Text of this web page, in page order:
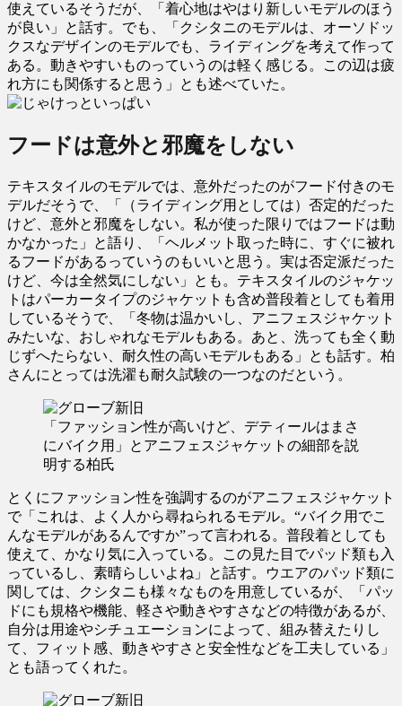
使えているそうだが、「着心地はやはり新しいモデルのほう
が良い」と話す。でも、「クシタニのモデルは、オーソドッ
クスなデザインのモデルでも、ライディングを考えて作って
ある。動きやすいものっていうのは軽く感じる。この辺は疲
れ方にも関係すると思う」とも述べていた。
フードは意外と邪魔をしない
テキスタイルのモデルでは、意外だったのがフード付きのモ
デルだそうで、「（ライディング用としては）否定的だった
けど、意外と邪魔をしない。私が使った限りではフードは動
かなかった」と語り、「ヘルメット取った時に、すぐに被れ
るフードがあるっていうのもいいと思う。実は否定派だった
けど、今は全然気にしない」とも。テキスタイルのジャケッ
トはパーカータイプのジャケットも含め普段着としても着用
しているそうで、「冬物は温かいし、アニフェスジャケット
みたいな、おしゃれなモデルもある。あと、洗っても全く動
じずへたらない、耐久性の高いモデルもある」とも話す。柏
さんにとっては洗濯も耐久試験の一つなのだという。
「ファッション性が高いけど、デティールはまさ
にバイク用」とアニフェスジャケットの細部を説
明する柏氏
とくにファッション性を強調するのがアニフェスジャケット
で「これは、よく人から尋ねられるモデル。“バイク用でこ
んなモデルがあるんですか”って言われる。普段着としても
使えて、かなり気に入っている。この見た目でパッド類も入
っているし、素晴らしいよね」と話す。ウエアのパッド類に
関しては、クシタニも様々なものを用意しているが、「パッ
ドにも規格や機能、軽さや動きやすさなどの特徴があるが、
自分は用途やシチュエーションによって、組み替えたりし
て、フィット感、動きやすさと安全性などを工夫している」
とも語ってくれた。